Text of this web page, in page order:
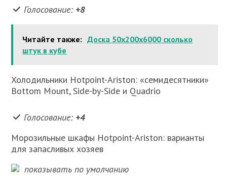
Голосование: +8
Читайте также: Доска 50х200х6000 сколько
штук в кубе
Холодильники Hotpoint-Ariston: «семидесятники»
Bottom Mount, Side-by-Side и Quadrio
Голосование: +4
Морозильные шкафы Hotpoint-Ariston: варианты
для запасливых хозяев
показывать по умолчанию